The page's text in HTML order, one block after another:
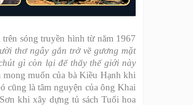
sóng truyền hình từ năm 1967
thơ ngây gắn trở về gương mặt
gì còn lại để thấy thế giới này
muốn của bà Kiều Hạnh khi
cũng là tâm nguyện của ông Khai
khi xây dựng tủ sách Tuổi hoa